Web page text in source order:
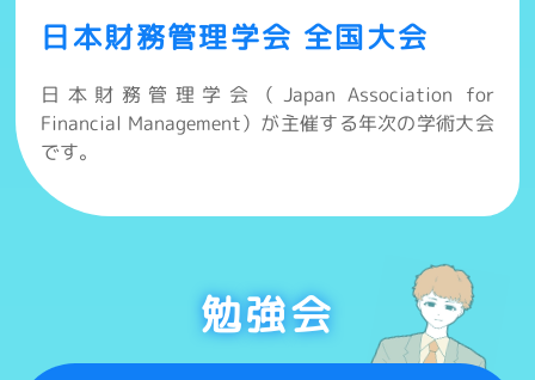
日本財務管理学会 全国大会
日本財務管理学会（Japan Association for
Financial Management）が主催する年次の学術大会
です。
勉強会